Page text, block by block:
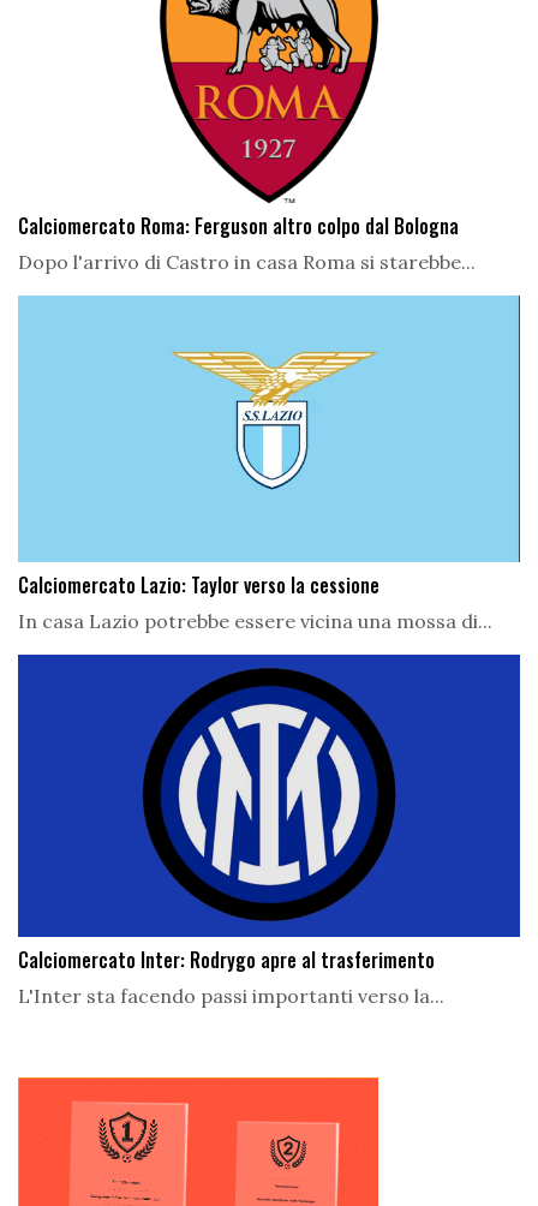
Calciomercato Roma: Ferguson altro colpo dal Bologna
Dopo l'arrivo di Castro in casa Roma si starebbe...
Calciomercato Lazio: Taylor verso la cessione
In casa Lazio potrebbe essere vicina una mossa di...
Calciomercato Inter: Rodrygo apre al trasferimento
L'Inter sta facendo passi importanti verso la...